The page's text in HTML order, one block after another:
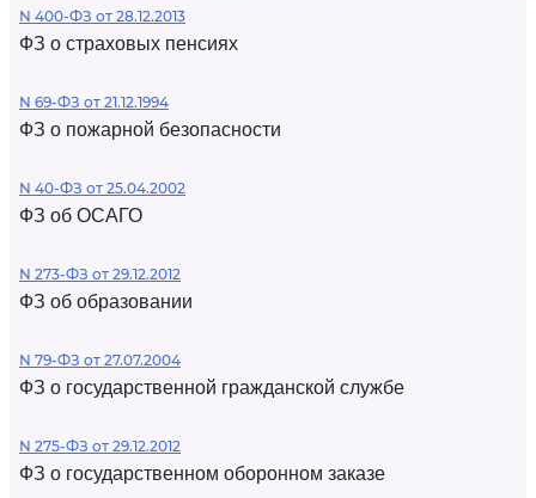
N 400-ФЗ от 28.12.2013
ФЗ о страховых пенсиях
N 69-ФЗ от 21.12.1994
ФЗ о пожарной безопасности
N 40-ФЗ от 25.04.2002
ФЗ об ОСАГО
N 273-ФЗ от 29.12.2012
ФЗ об образовании
N 79-ФЗ от 27.07.2004
ФЗ о государственной гражданской службе
N 275-ФЗ от 29.12.2012
ФЗ о государственном оборонном заказе